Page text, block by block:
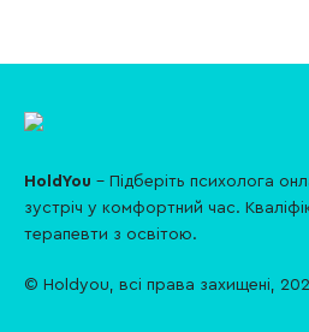
HoldYou - Підберіть психолога
зуcтріч у комфортний час.
терапевти з освітою.
© Holdyou, всі права захищені,